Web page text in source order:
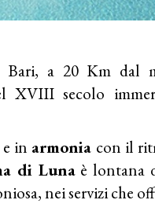
a 20 Km dal
XVIII secolo
in armonia con il
di Lunaè lontana
nei servizi che